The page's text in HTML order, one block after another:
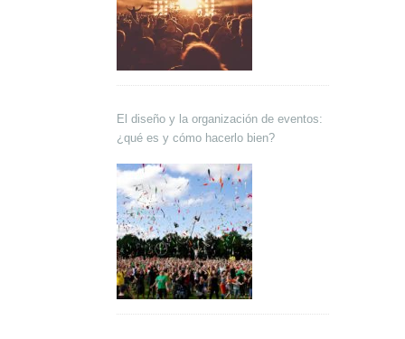
El diseño y la organización de eventos:
¿qué es y cómo hacerlo bien?